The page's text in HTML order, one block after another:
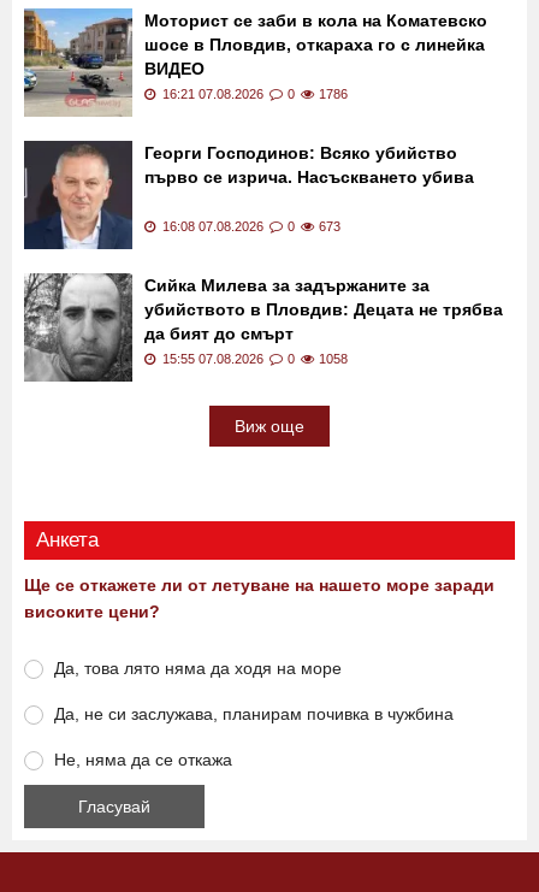
Моторист се заби в кола на Коматевско
шосе в Пловдив, откараха го с линейка
ВИДЕО
16:21 07.08.2026 0 1786
Георги Господинов: Всяко убийство
първо се изрича. Насъскването убива
16:08 07.08.2026 0 673
Сийка Милева за задържаните за
убийството в Пловдив: Децата не трябва
да бият до смърт
15:55 07.08.2026 0 1058
Виж още
Анкета
Ще се откажете ли от летуване на нашето море заради
високите цени?
Да, това лято няма да ходя на море
Да, не си заслужава, планирам почивка в чужбина
Не, няма да се откажа